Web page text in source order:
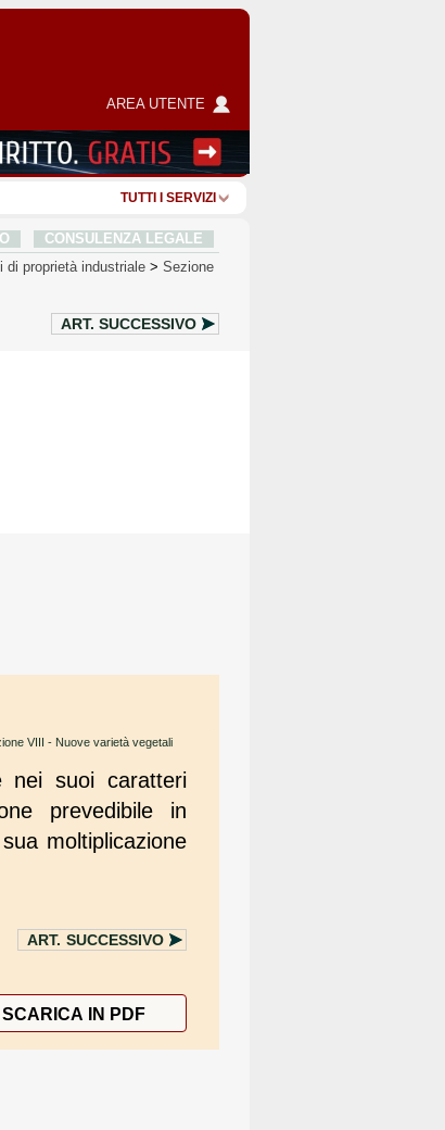
AREA UTENTE
TUTTI I SERVIZI
CONSULENZA LEGALE
di proprietà industriale > Sezione
ART. SUCCESSIVO
VIII - Nuove varietà vegetali
nei suoi caratteri
prevedibile in
moltiplicazione
ART. SUCCESSIVO
SCARICA IN PDF